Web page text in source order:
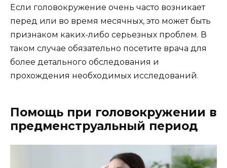
Если головокружение очень часто возникает
перед или во время месячных, это может быть
признаком каких-либо серьезных проблем. В
таком случае обязательно посетите врача для
более детального обследования и
прохождения необходимых исследований.
Помощь при головокружении в
предменструальный период